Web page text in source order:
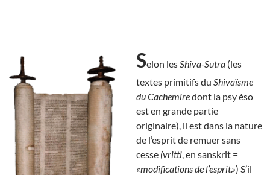
Selon les Shiva-Sutra (les
textes primitifs du Shivaïsme
du Cachemiredont la psy éso
est en grande partie
originaire), il est dans la nature
de l’esprit de remuer sans
cesse (vritti , en sanskrit =
«modifications de l’esprit.») S’il